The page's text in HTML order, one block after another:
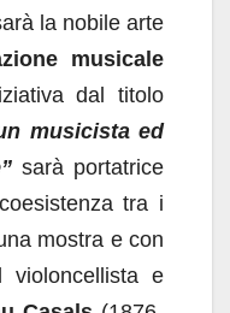
la nobile arte
musicale
dal titolo
musicista ed
sarà portatrice
tra i
mostra e con
e